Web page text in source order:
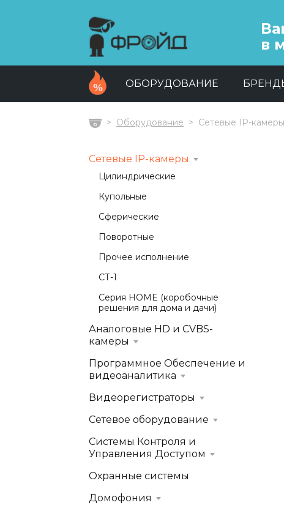
в
ОБОРУДОВАНИЕ
ГлавнаяОборудование Сетевые IP-камеры
Сетевые IP-камеры
Цилиндрические
Купольные
Сферические
Поворотные
Прочее исполнение
СТ-1
Серия HOME (коробочные
решения для дома и дачи)
Аналоговые HD и CVBS-
камеры
Программное Обеспечение и
видеоаналитика
Видеорегистраторы
Сетевое оборудование
Системы Контроля и
Управления Доступом
Охранные системы
Домофония